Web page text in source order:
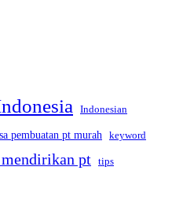
Indonesian
pembuatan pt murah keyword
pt tips